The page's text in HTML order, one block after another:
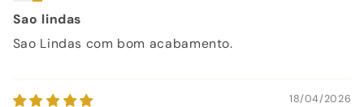
Sao lindas
Sao Lindas com bom acabamento.
18/04/2026